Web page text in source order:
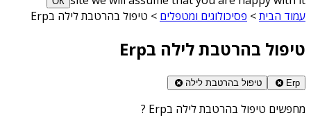
עמוד הבית> פסיכולוגים ומטפלים > טיפול בהרטבת לילה בErp
טיפול בהרטבת לילה בErp
Erp טיפול בהרטבת לילה
מחפשים טיפול בהרטבת לילה בErp ?